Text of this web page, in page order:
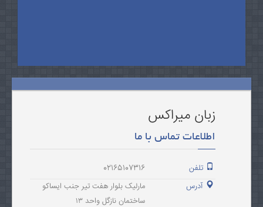
زبان میراکس
اطلاعات تماس با ما
تلفن
02165107316
آدرس
مارلیک بلوار هفت تیر جنب ایساکو
ساختمان نازگل واحد ۱۳